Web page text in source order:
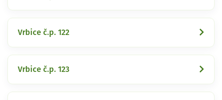
Vrbice č.p. 122
Vrbice č.p. 123